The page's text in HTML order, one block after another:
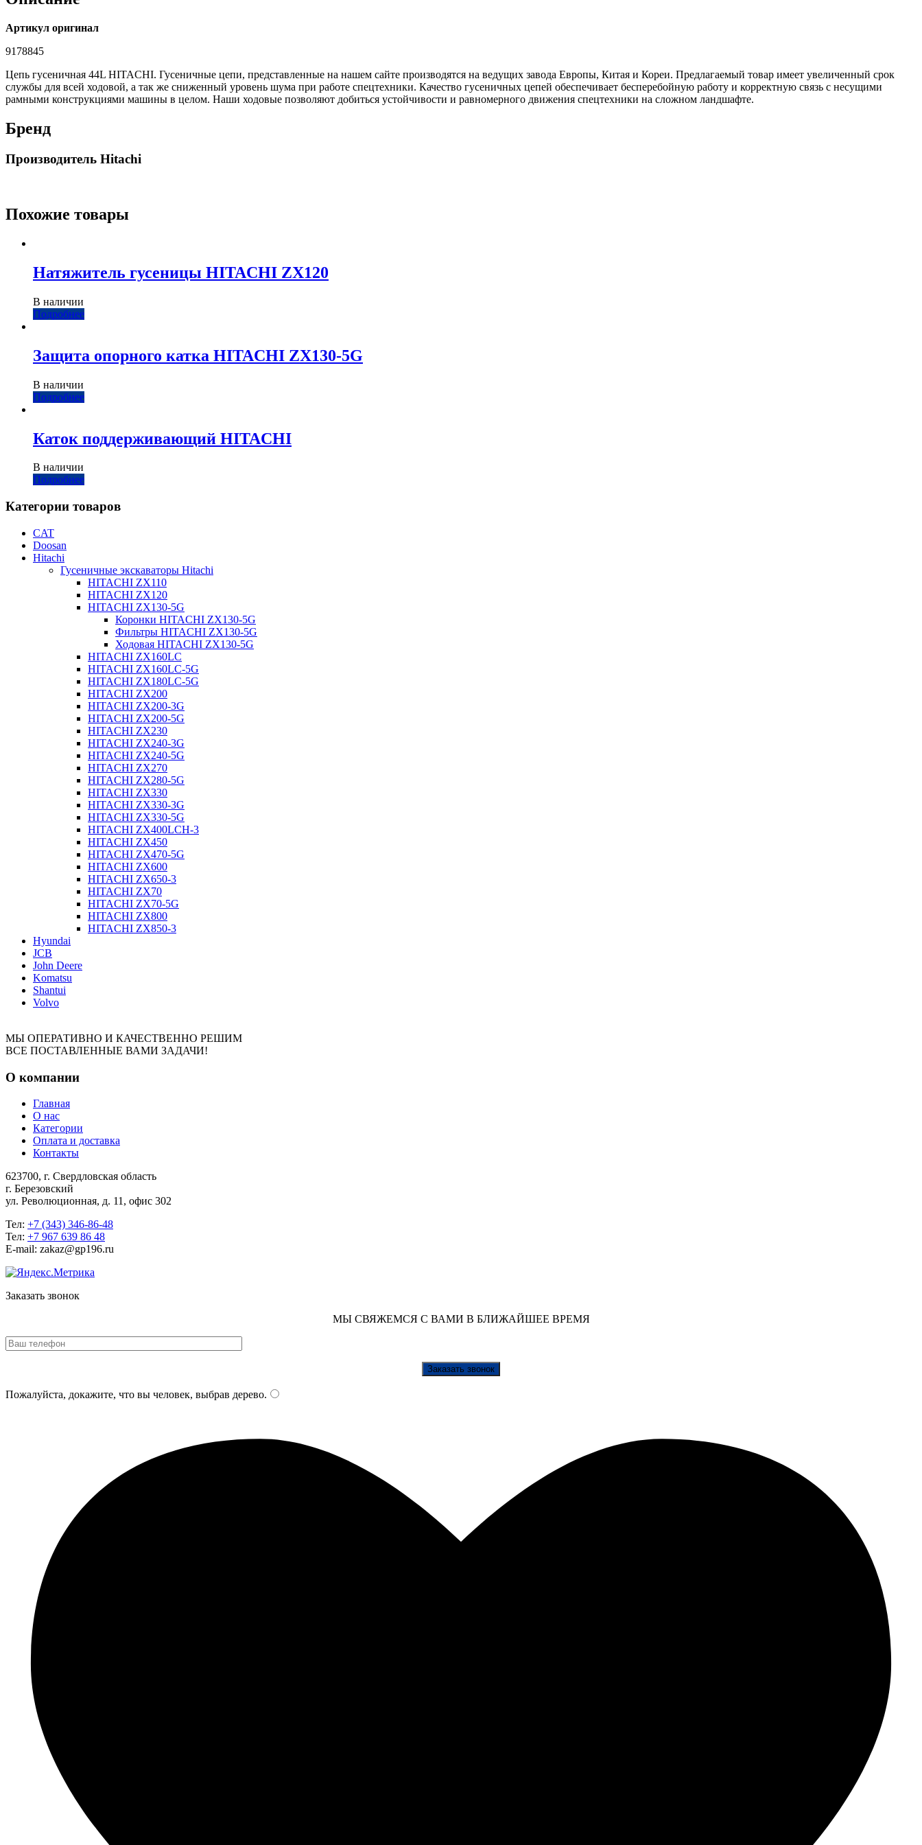
Артикул оригинал
9178845
Цепь гусеничная 44L HITACHI. Гусеничные цепи, представленные на нашем сайте производятся на ведущих завода Европы, Китая и Кореи. Предлагаемый товар имеет увеличенный срок
службы для всей ходовой, а так же сниженный уровень шума при работе спецтехники. Качество гусеничных цепей обеспечивает бесперебойную работу и корректную связь с несущими
рамными конструкциями машины в целом. Наши ходовые позволяют добиться устойчивости и равномерного движения спецтехники на сложном ландшафте.
Бренд
Производитель Hitachi
Похожие товары
Натяжитель гусеницы HITACHI ZX120
В наличии
Подробнее
Защита опорного катка HITACHI ZX130-5G
В наличии
Подробнее
Каток поддерживающий HITACHI
В наличии
Подробнее
Категории товаров
CAT
Doosan
Hitachi
Гусеничные экскаваторы Hitachi
HITACHI ZX110
HITACHI ZX120
HITACHI ZX130-5G
Коронки HITACHI ZX130-5G
Фильтры HITACHI ZX130-5G
Ходовая HITACHI ZX130-5G
HITACHI ZX160LC
HITACHI ZX160LC-5G
HITACHI ZX180LC-5G
HITACHI ZX200
HITACHI ZX200-3G
HITACHI ZX200-5G
HITACHI ZX230
HITACHI ZX240-3G
HITACHI ZX240-5G
HITACHI ZX270
HITACHI ZX280-5G
HITACHI ZX330
HITACHI ZX330-3G
HITACHI ZX330-5G
HITACHI ZX400LCH-3
HITACHI ZX450
HITACHI ZX470-5G
HITACHI ZX600
HITACHI ZX650-3
HITACHI ZX70
HITACHI ZX70-5G
HITACHI ZX800
HITACHI ZX850-3
Hyundai
JCB
John Deere
Komatsu
Shantui
Volvo
МЫ ОПЕРАТИВНО И КАЧЕСТВЕННО РЕШИМ
ВСЕ ПОСТАВЛЕННЫЕ ВАМИ ЗАДАЧИ!
О компании
Главная
О нас
Категории
Оплата и доставка
Контакты
623700, г. Свердловская область
г. Березовский
ул. Революционная, д. 11, офис 302
Тел: +7 (343) 346-86-48
Тел: +7 967 639 86 48
E-mail: zakaz@gp196.ru
Заказать звонок
МЫ СВЯЖЕМСЯ С ВАМИ В БЛИЖАЙШЕЕ ВРЕМЯ
Пожалуйста, докажите, что вы человек, выбрав дерево.